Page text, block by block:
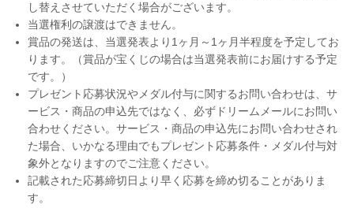
し替えさせていただく場合がございます。
当選権利の譲渡はできません。
賞品の発送は、当選発表より1ヶ月～1ヶ月半程度を予定してお
ります。（賞品が宝くじの場合は当選発表前にお届けする予定
です。）
プレゼント応募状況やメダル付与に関するお問い合わせは、サ
ービス・商品の申込先ではなく、必ずドリームメールにお問い
合わせください。サービス・商品の申込先にお問い合わせされ
た場合、いかなる理由でもプレゼント応募条件・メダル付与対
象外となりますのでご注意ください。
記載された応募締切日より早く応募を締め切ることがありま
す。